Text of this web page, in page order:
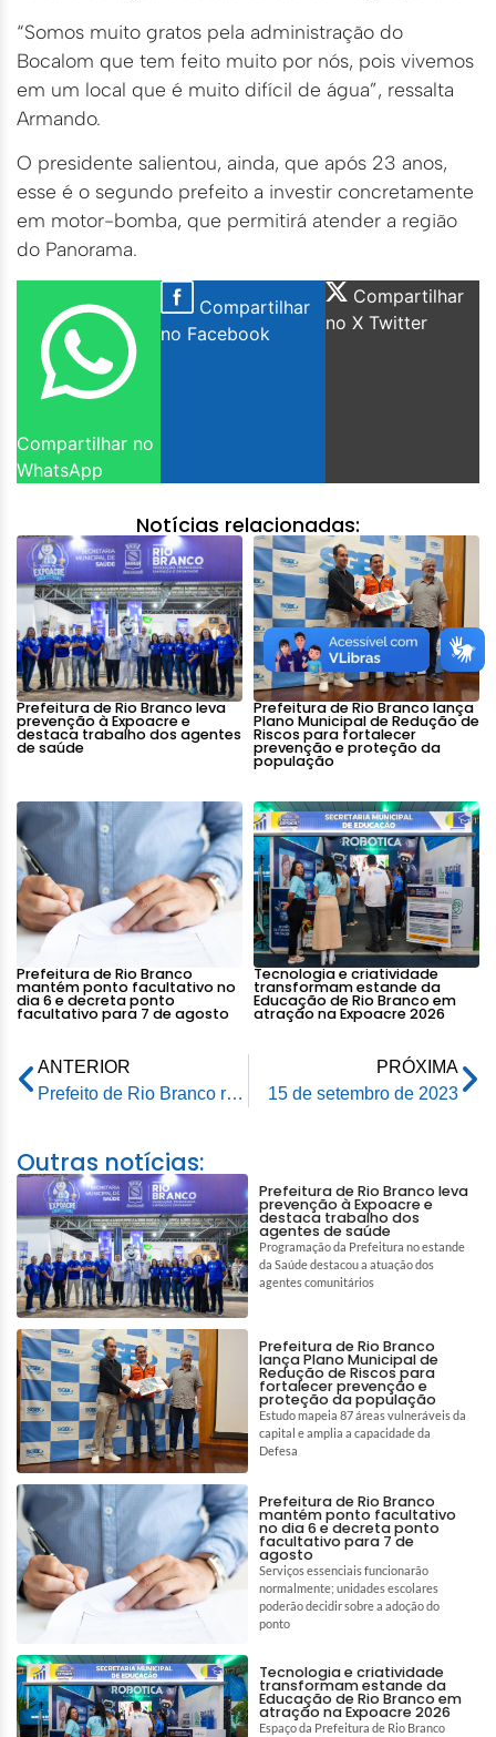
“Somos muito gratos pela administração do
Bocalom que tem feito muito por nós, pois vivemos
em um local que é muito difícil de água”, ressalta
Armando.
O presidente salientou, ainda, que após 23 anos,
esse é o segundo prefeito a investir concretamente
em motor-bomba, que permitirá atender a região
do Panorama.
Compartilhar no
WhatsApp
Compartilhar
no Facebook
Compartilhar
no X Twitter
Notícias relacionadas:
Prefeitura de Rio Branco leva
prevenção à Expoacre e
destaca trabalho dos agentes
de saúde
Prefeitura de Rio Branco lança
Plano Municipal de Redução de
Riscos para fortalecer
prevenção e proteção da
população
Prefeitura de Rio Branco
mantém ponto facultativo no
dia 6 e decreta ponto
facultativo para 7 de agosto
Tecnologia e criatividade
transformam estande da
Educação de Rio Branco em
atração na Expoacre 2026
ANTERIOR
Prefeito de Rio Branco recebe convite para participar de maratona
PRÓXIMA
15 de setembro de 2023
Outras notícias:
Prefeitura de Rio Branco leva
prevenção à Expoacre e
destaca trabalho dos
agentes de saúde
Programação da Prefeitura no estande
da Saúde destacou a atuação dos
agentes comunitários
Prefeitura de Rio Branco
lança Plano Municipal de
Redução de Riscos para
fortalecer prevenção e
proteção da população
Estudo mapeia 87 áreas vulneráveis da
capital e amplia a capacidade da
Defesa
Prefeitura de Rio Branco
mantém ponto facultativo
no dia 6 e decreta ponto
facultativo para 7 de
agosto
Serviços essenciais funcionarão
normalmente; unidades escolares
poderão decidir sobre a adoção do
ponto
Tecnologia e criatividade
transformam estande da
Educação de Rio Branco em
atração na Expoacre 2026
Espaço da Prefeitura de Rio Branco